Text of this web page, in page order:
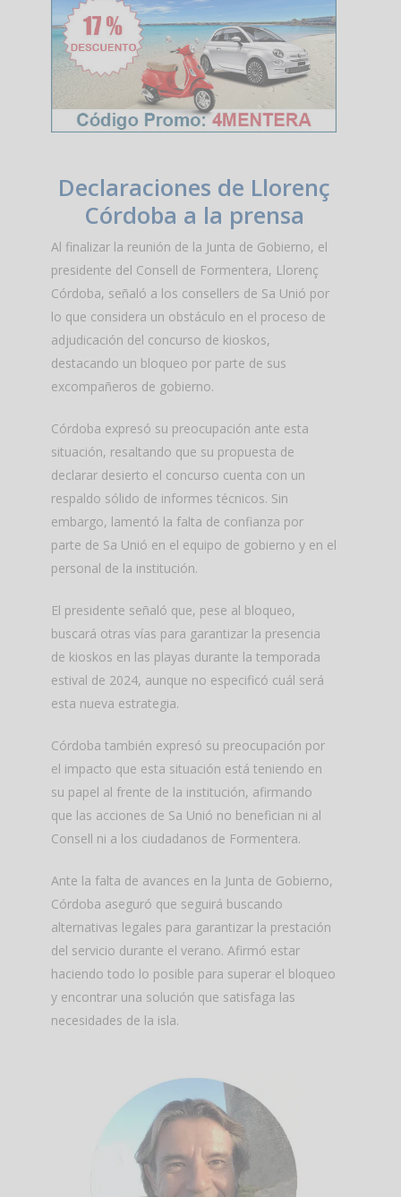
Declaraciones de Llorenç
Córdoba a la prensa
Al finalizar la reunión de la Junta de Gobierno, el
presidente del Consell de Formentera, Llorenç
Córdoba, señaló a los consellers de Sa Unió por
lo que considera un obstáculo en el proceso de
adjudicación del concurso de kioskos,
destacando un bloqueo por parte de sus
excompañeros de gobierno.
Córdoba expresó su preocupación ante esta
situación, resaltando que su propuesta de
declarar desierto el concurso cuenta con un
respaldo sólido de informes técnicos. Sin
embargo, lamentó la falta de confianza por
parte de Sa Unió en el equipo de gobierno y en el
personal de la institución.
El presidente señaló que, pese al bloqueo,
buscará otras vías para garantizar la presencia
de kioskos en las playas durante la temporada
estival de 2024, aunque no especificó cuál será
esta nueva estrategia.
Córdoba también expresó su preocupación por
el impacto que esta situación está teniendo en
su papel al frente de la institución, afirmando
que las acciones de Sa Unió no benefician ni al
Consell ni a los ciudadanos de Formentera.
Ante la falta de avances en la Junta de Gobierno,
Córdoba aseguró que seguirá buscando
alternativas legales para garantizar la prestación
del servicio durante el verano. Afirmó estar
haciendo todo lo posible para superar el bloqueo
y encontrar una solución que satisfaga las
necesidades de la isla.